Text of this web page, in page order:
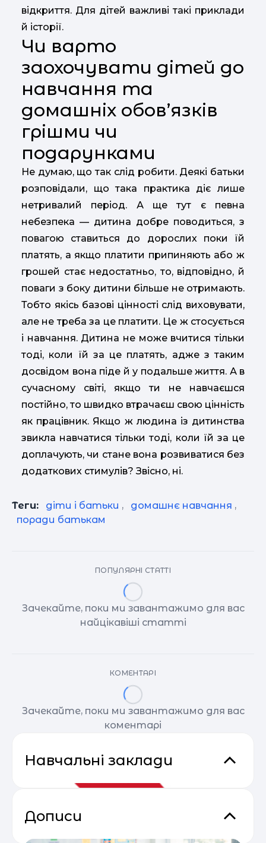
відкриття. Для дітей важливі такі приклади
й історії.
Чи варто
заохочувати дітей до
навчання та
домашніх обов’язків
грішми чи
подарунками
Не думаю, що так слід робити. Деякі батьки
розповідали, що така практика діє лише
нетривалий період. А ще тут є певна
небезпека — дитина добре поводиться, з
повагою ставиться до дорослих поки їй
платять, а якщо платити припиняють або ж
грошей стає недостатньо, то, відповідно, й
поваги з боку дитини більше не отримають.
Тобто якісь базові цінності слід виховувати,
але не треба за це платити. Це ж стосується
і навчання. Дитина не може вчитися тільки
тоді, коли їй за це платять, адже з таким
досвідом вона піде й у подальше життя. А в
сучасному світі, якщо ти не навчаєшся
постійно, то швидко втрачаєш свою цінність
як працівник. Якщо ж людина із дитинства
звикла навчатися тільки тоді, коли їй за це
доплачують, чи стане вона розвиватися без
додаткових стимулів? Звісно, ні.
Теги: діти і батьки , домашнє навчання ,
поради батькам
ПОПУЛЯРНІ СТАТТІ
Зачекайте, поки ми завантажимо для вас
найцікавіші статті
КОМЕНТАРІ
Зачекайте, поки ми завантажимо для вас
коментарі
Навчальні заклади
Дописи